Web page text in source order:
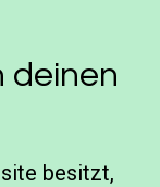
deinen
besitzt,